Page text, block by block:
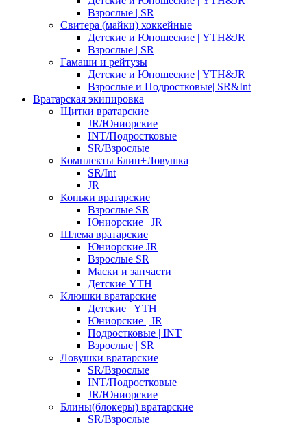
Взрослые | SR
Свитера (майки) хоккейные
Детские и Юношеские | YTH&JR
Взрослые | SR
Гамаши и рейтузы
Детские и Юношеские | YTH&JR
Взрослые и Подростковые| SR&Int
Вратарская экипировка
Щитки вратарские
JR/Юниорские
INT/Подростковые
SR/Взрослые
Комплекты Блин+Ловушка
SR/Int
JR
Коньки вратарские
Взрослые SR
Юниорские | JR
Шлема вратарские
Юниорские JR
Взрослые SR
Маски и запчасти
Детские YTH
Клюшки вратарские
Детские | YTH
Юниорские | JR
Подростковые | INT
Взрослые | SR
Ловушки вратарские
SR/Взрослые
INT/Подростковые
JR/Юниорские
Блины(блокеры) вратарские
SR/Взрослые